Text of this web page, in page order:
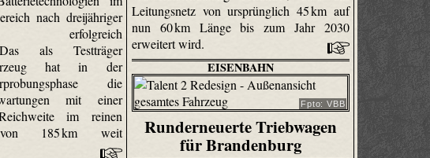
Leitungsnetz von ursprünglich 45 km auf
nun 60 km Länge bis zum Jahr 2030
erweitert wird.
nach dreijähriger
erfolgreich
Das als Testträger
hat in der
die
mit einer
im reinen
von 185 km weit
EISENBAHN
Fpto: VBB
Runderneuerte Triebwagen
für Brandenburg